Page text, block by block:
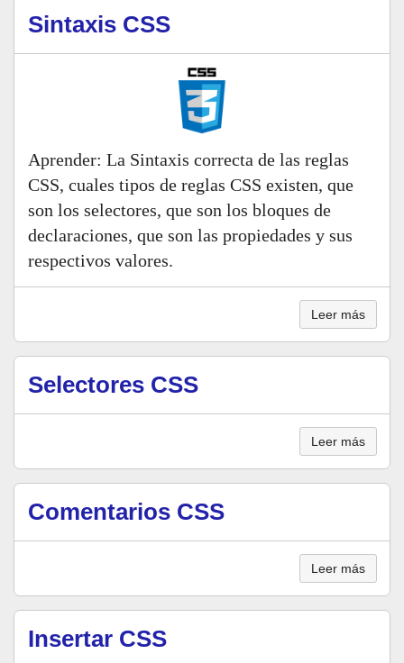
Sintaxis CSS
Aprender: La Sintaxis correcta de las reglas
CSS, cuales tipos de reglas CSS existen, que
son los selectores, que son los bloques de
declaraciones, que son las propiedades y sus
respectivos valores.
Leer más
Selectores CSS
Leer más
Comentarios CSS
Leer más
Insertar CSS